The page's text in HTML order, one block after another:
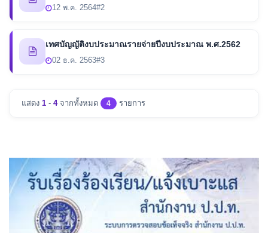
12 พ.ค. 2564#2
เทศบัญญัติงบประมาณรายจ่ายปีงบประมาณ พ.ศ.2562
02 ธ.ค. 2563#3
แสดง 1 - 4จากทั้งหมด 4 รายการ